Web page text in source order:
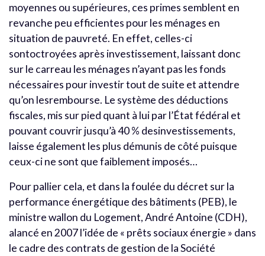
moyennes ou supérieures, ces primes semblent en
revanche peu efficientes pour les ménages en
situation de pauvreté. En effet, celles-ci
sontoctroyées après investissement, laissant donc
sur le carreau les ménages n’ayant pas les fonds
nécessaires pour investir tout de suite et attendre
qu’on lesrembourse. Le système des déductions
fiscales, mis sur pied quant à lui par l’État fédéral et
pouvant couvrir jusqu’à 40 % desinvestissements,
laisse également les plus démunis de côté puisque
ceux-ci ne sont que faiblement imposés…
Pour pallier cela, et dans la foulée du décret sur la
performance énergétique des bâtiments (PEB), le
ministre wallon du Logement, André Antoine (CDH),
alancé en 2007 l’idée de « prêts sociaux énergie » dans
le cadre des contrats de gestion de la Société